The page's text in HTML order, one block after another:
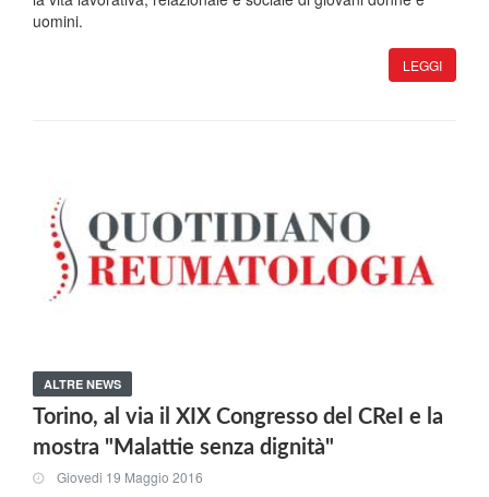
uomini.
LEGGI
ALTRE NEWS
Torino, al via il XIX Congresso del CReI e la
mostra "Malattie senza dignità"
Giovedi 19 Maggio 2016